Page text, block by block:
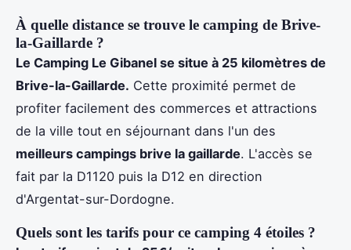
À quelle distance se trouve le camping de Brive-
la-Gaillarde ?
Le Camping Le Gibanel se situe à 25 kilomètres de
Brive-la-Gaillarde. Cette proximité permet de
profiter facilement des commerces et attractions
de la ville tout en séjournant dans l'un des
meilleurs campings brive la gaillarde. L'accès se
fait par la D1120 puis la D12 en direction
d'Argentat-sur-Dordogne.
Quels sont les tarifs pour ce camping 4 étoiles ?